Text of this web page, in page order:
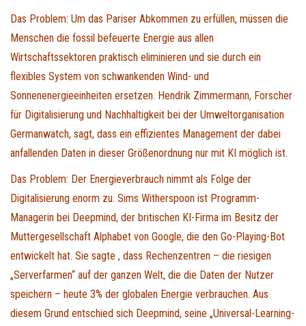
Das Problem: Um das Pariser Abkommen zu erfüllen, müssen die
Menschen die fossil befeuerte Energie aus allen
Wirtschaftssektoren praktisch eliminieren und sie durch ein
flexibles System von schwankenden Wind- und
Sonnenenergieeinheiten ersetzen. Hendrik Zimmermann, Forscher
für Digitalisierung und Nachhaltigkeit bei der Umweltorganisation
Germanwatch, sagt, dass ein effizientes Management der dabei
anfallenden Daten in dieser Größenordnung nur mit KI möglich ist.
Das Problem: Der Energieverbrauch nimmt als Folge der
Digitalisierung enorm zu. Sims Witherspoon ist Programm-
Managerin bei Deepmind, der britischen KI-Firma im Besitz der
Muttergesellschaft Alphabet von Google, die den Go-Playing-Bot
entwickelt hat. Sie sagte , dass Rechenzentren – die riesigen
„Serverfarmen“ auf der ganzen Welt, die die Daten der Nutzer
speichern – heute 3% der globalen Energie verbrauchen. Aus
diesem Grund entschied sich Deepmind, seine „Universal-Learning-